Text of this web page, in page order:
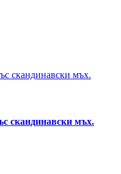
скандинавски мъх.